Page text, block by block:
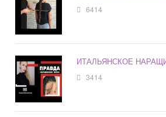
6414
ИТАЛЬЯНСКОЕ
3414